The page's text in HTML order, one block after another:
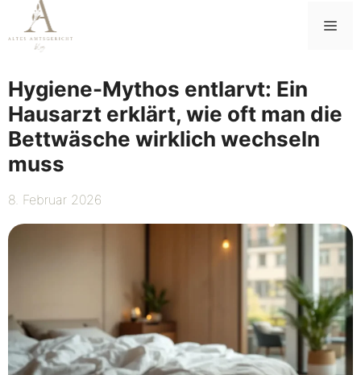
Inhalt
springen
Hygiene-Mythos entlarvt: Ein
Hausarzt erklärt, wie oft man die
Bettwäsche wirklich wechseln
muss
8. Februar 2026